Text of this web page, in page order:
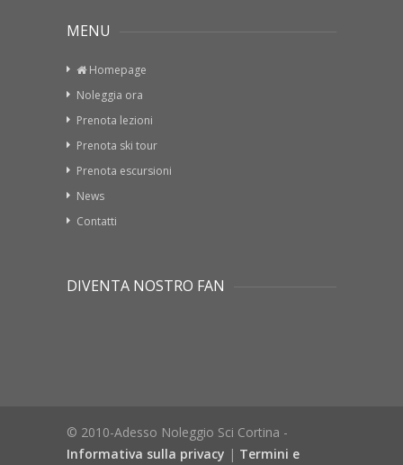
MENU
Homepage
Noleggia ora
Prenota lezioni
Prenota ski tour
Prenota escursioni
News
Contatti
DIVENTA NOSTRO FAN
© 2010-Adesso Noleggio Sci Cortina -
Informativa sulla privacy|Termini e